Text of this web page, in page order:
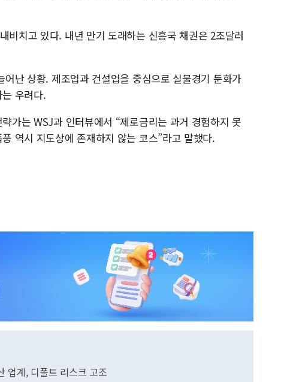
비치고 있다. 내년 만기 도래하는 신흥국 채권은 2조달러
난 상황. 제조업과 건설업을 중심으로 실물경기 둔화가
우려다.
가는 WSJ과 인터뷰에서 “제로금리는 과거 경험하지 못
역시 지도상에 존재하지 않는 코스”라고 말했다.
업계, 디폴트 리스크 고조